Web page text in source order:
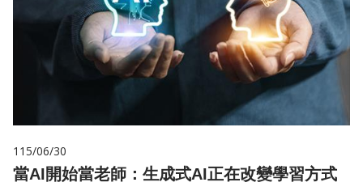
115/06/30
當AI開始當老師：生成式AI正在改變學習方式